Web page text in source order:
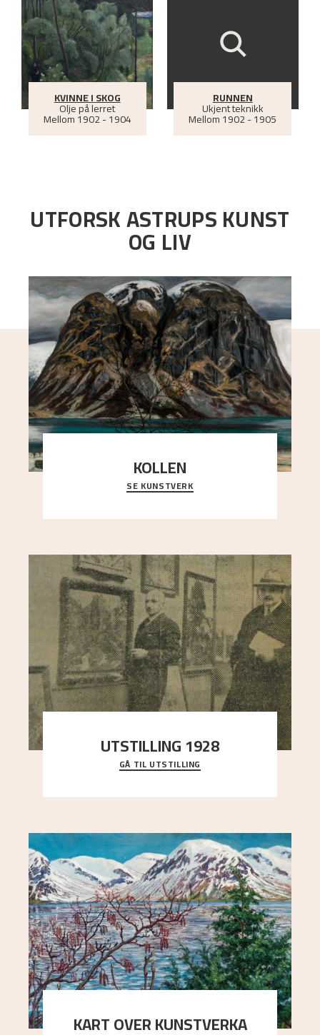
KVINNE I SKOG
Olje på lerret
Mellom1902 - 1904
RUNNEN
Ukjent teknikk
Mellom1902 - 1905
UTFORSK ASTRUPS KUNST
OG LIV
KOLLEN
Et ruvende fjell dominerer bildeflaten, og står i
sterk kontrast til det spinkle rognetreet ute
SE KUNSTVERK
UTSTILLING 1928
Då Astrup døydde i 1928, tok vennene Moritz
Kaland og Simon Thorbjørnsen initiativ til å
GÅ TIL UTSTILLING
KART OVER KUNSTVERKA